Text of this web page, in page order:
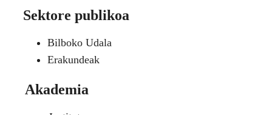
Sektore publikoa
Bilboko Udala
Erakundeak
Akademia